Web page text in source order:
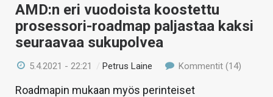
AMD:n eri vuodoista koostettu
prosessori-roadmap paljastaa kaksi
seuraavaa sukupolvea
5.4.2021 - 22:21 /Petrus Laine Kommentit (14)
Roadmapin mukaan myös perinteiset